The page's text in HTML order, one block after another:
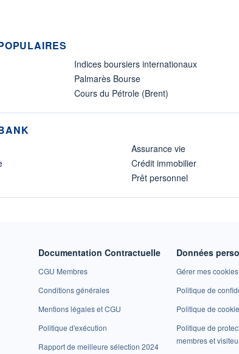
Indices boursiers internationaux
Palmarès Bourse
Cours du Pétrole (Brent)
Assurance vie
Crédit immobilier
Prêt personnel
Documentation Contractuelle
CGU Membres
Conditions générales
Mentions légales et CGU
Politique d'exécution
Rapport de meilleure sélection 2024
Données
Gérer mes cookies
Politique de
Politique de
Politique de
membres et